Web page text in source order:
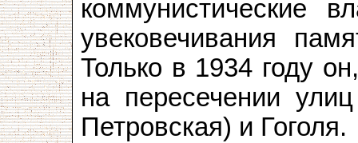
коммунистические
увековечивания
Только в 1934 году
на пересечении
Петровская) и Гоголя.